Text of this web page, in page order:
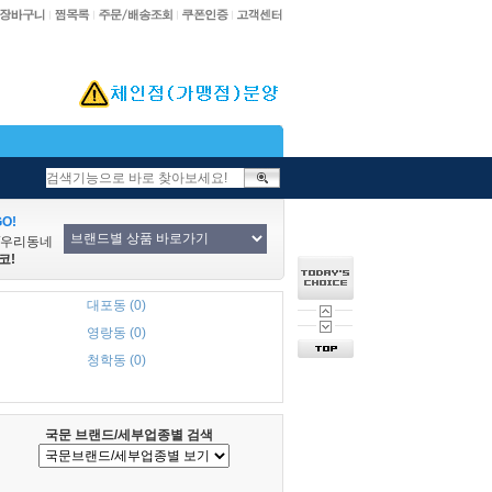
리동네
!
대포동 (0)
영랑동 (0)
청학동 (0)
국문 브랜드/세부업종별 검색